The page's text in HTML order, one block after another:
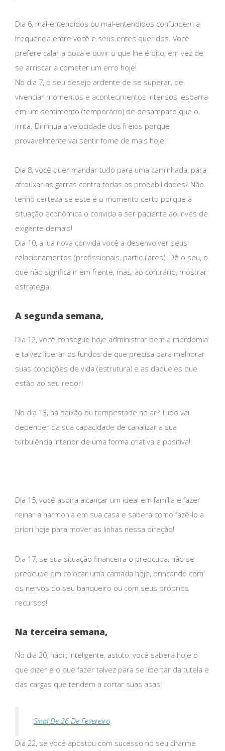
Dia 6, mal-entendidos ou mal-entendidos confundem a
frequência entre você e seus entes queridos. Você
prefere calar a boca e ouvir o que lhe é dito, em vez de
se arriscar a cometer um erro hoje!
No dia 7, o seu desejo ardente de se superar, de
vivenciar momentos e acontecimentos intensos, esbarra
em um sentimento (temporário) de desamparo que o
irrita. Diminua a velocidade dos freios porque
provavelmente vai sentir fome de mais hoje!
Dia 8, você quer mandar tudo para uma caminhada, para
afrouxar as garras contra todas as probabilidades? Não
tenho certeza se este é o momento certo porque a
situação econômica o convida a ser paciente ao invés de
exigente demais!
Dia 10, a lua nova convida você a desenvolver seus
relacionamentos (profissionais, particulares). Dê o seu, o
que não significa ir em frente, mas, ao contrário, mostrar
estratégia.
A segunda semana,
Dia 12, você consegue hoje administrar bem a mordomia
e talvez liberar os fundos de que precisa para melhorar
suas condições de vida (estrutura) e as daqueles que
estão ao seu redor!
No dia 13, há paixão ou tempestade no ar? Tudo vai
depender da sua capacidade de canalizar a sua
turbulência interior de uma forma criativa e positiva!
Dia 15, você aspira alcançar um ideal em família e fazer
reinar a harmonia em sua casa e saberá como fazê-lo a
priori hoje para mover as linhas nessa direção!
Dia 17, se sua situação financeira o preocupa, não se
preocupe em colocar uma camada hoje, brincando com
os nervos do seu banqueiro ou com seus próprios
recursos!
Na terceira semana,
No dia 20, hábil, inteligente, astuto, você saberá hoje o
que dizer e o que fazer talvez para se libertar da tutela e
das cargas que tendem a cortar suas asas!
Sinal De 26 De Fevereiro
Dia 22, se você apostou com sucesso no seu charme